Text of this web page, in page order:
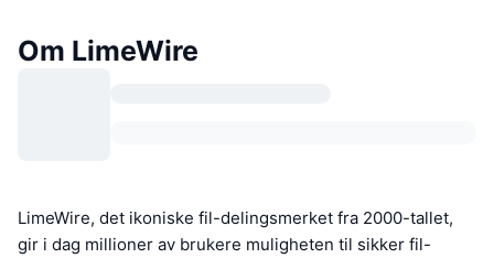
Om LimeWire
LimeWire, det ikoniske fil-delingsmerket fra 2000-tallet,
gir i dag millioner av brukere muligheten til sikker fil-